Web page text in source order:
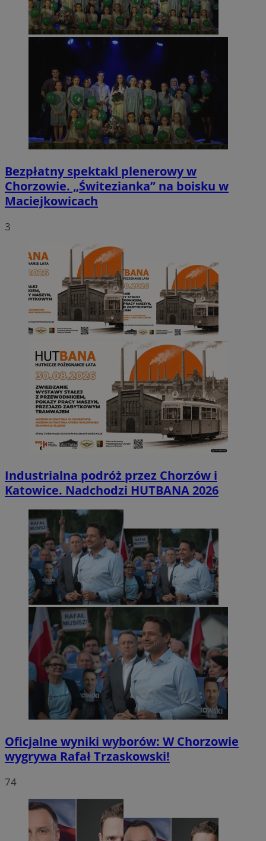
Bezpłatny spektakl plenerowy w
Chorzowie. „Świtezianka” na boisku w
Maciejkowicach
3
Industrialna podróż przez Chorzów i
Katowice. Nadchodzi HUTBANA 2026
Oficjalne wyniki wyborów: W Chorzowie
wygrywa Rafał Trzaskowski!
74